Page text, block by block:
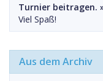
Turnier beitragen.
Viel Spaß!
Aus dem Archiv